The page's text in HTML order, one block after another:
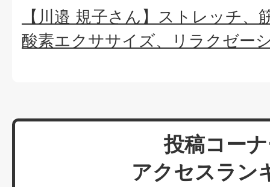
【川邉 規子さん】ストレッチ、
酸素エクササイズ、リラクゼー
投稿コー
アクセスラン